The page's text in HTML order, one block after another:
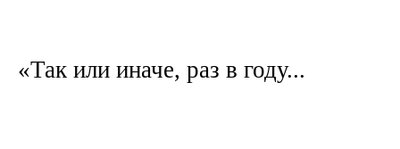
«Так или иначе, раз в году...